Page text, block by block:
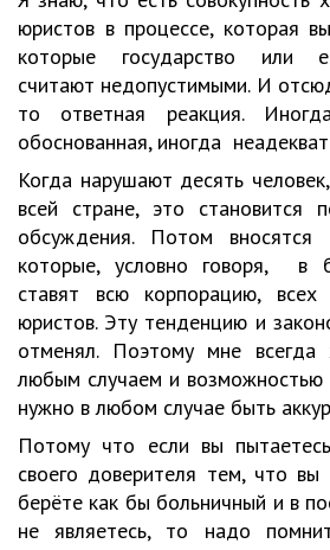
юристов в процессе, которая
которые государство или
считают недопустимыми. И
то ответная реакция.
обоснованная, иногда
Когда нарушают десять
всей стране, это становится
обсуждения. Потом вносятся
которые, условно говоря, в
ставят всю корпорацию, всех
юристов. Эту тенденцию и
отменял. Поэтому мне всегда
любым случаем и возможностью
нужно в любом случае быть
Потому что если вы
своего доверителя тем, что вы
берёте как бы больничный и в
не являетесь, то надо